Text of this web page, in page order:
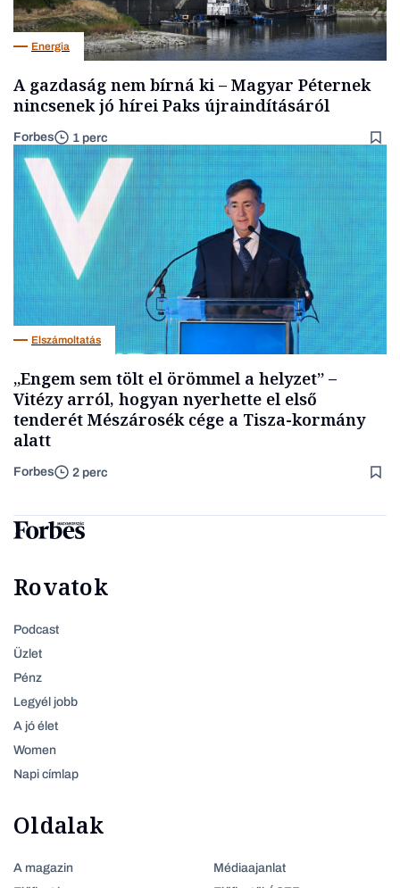
Energia
A gazdaság nem bírná ki – Magyar Péternek
nincsenek jó hírei Paks újraindításáról
Forbes 1 perc
Elszámoltatás
„Engem sem tölt el örömmel a helyzet” –
Vitézy arról, hogyan nyerhette el első
tenderét Mészárosék cége a Tisza-kormány
alatt
Forbes 2 perc
Rovatok
Podcast
Üzlet
Pénz
Legyél jobb
A jó élet
Women
Napi címlap
Oldalak
A magazin
Médiaajanlat